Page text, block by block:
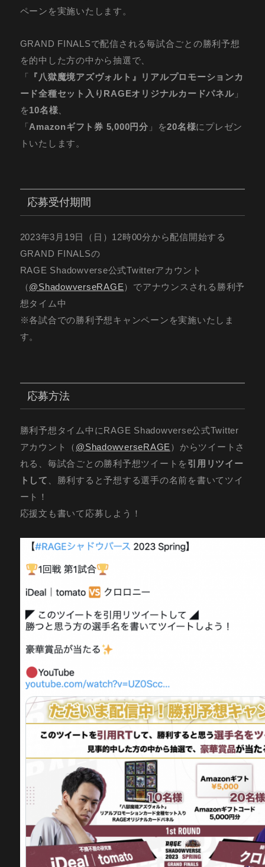
ペーンを実施いたします。
GRAND FINALSで配信される毎試合ごとの勝利予想
を的中した方の中から抽選で、
「 『八獄魔境アズヴォルト』リアルプロモーションカ
ード全種セット入りRAGEオリジナルカードパネル」
を10名様
「Amazonギフト券 5,000円分 」を20名様にプレゼン
トいたします。
応募受付期間
2023年3月19日（日）12時00分から配信開始する
GRAND FINALSの
RAGE Shadowverse公式Twitterアカウント
（@ShadowverseRAGE）でアナウンスされる勝利予
想タイム中
※各試合での勝利予想キャンペーンを実施いたしま
す。
応募方法
勝利予想タイム中にRAGE Shadowverse公式Twitter
アカウント（ @ShadowverseRAGE ）からツイートさ
れる、毎試合ごとの勝利予想ツイートを引用リツイー
トして
、勝利すると予想する選手の名前を書いてツイ
ート！
応援文も書いて応募しよう！